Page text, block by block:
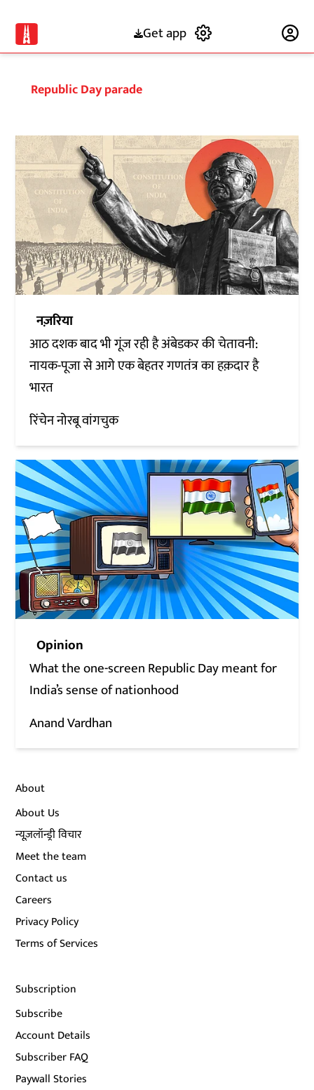
Get app
Republic Day parade
नज़रिया
आठ दशक बाद भी गूंज रही है अंबेडकर की चेतावनी:
नायक-पूजा से आगे एक बेहतर गणतंत्र का हक़दार है
भारत
रिंचेन नोरबू वांगचुक
Opinion
What the one-screen Republic Day meant for
India’s sense of nationhood
Anand Vardhan
About
About Us
न्यूज़लॉन्ड्री विचार
Meet the team
Contact us
Careers
Privacy Policy
Terms of Services
Subscription
Subscribe
Account Details
Subscriber FAQ
Paywall Stories